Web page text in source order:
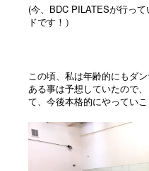
(今、BDC PILATESが行っ
ドです！）
この頃、私は年齢的にもダ
ある事は予想していたので
て、今後本格的にやっていこ